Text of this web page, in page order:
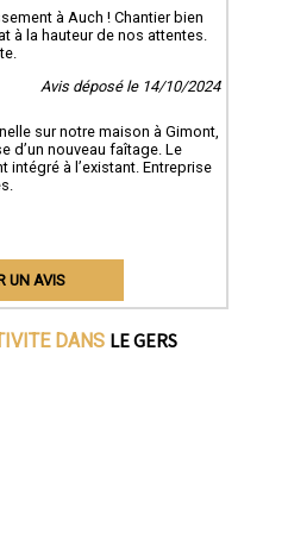
à Auch ! Chantier bien
à la hauteur de nos attentes.
Avis déposé le 14/10/2024
sur notre maison à Gimont,
d’un nouveau faîtage. Le
à l’existant. Entreprise
UN AVIS
DANS LE GERS